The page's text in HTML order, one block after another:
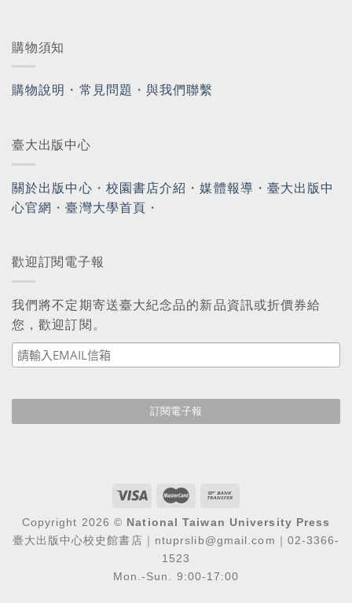
購物須知
購物說明 ・ 常見問題 ・與我們聯繫
臺大出版中心
關於出版中心 ・ 校園書店介紹 ・媒體報導 ・ 臺大出版中
心官網 ・臺灣大學首頁 ・
歡迎訂閱電子報
我們將不定期寄送臺大紀念品的新品資訊或折價券給
您，歡迎訂閱。
Copyright 2026 © National Taiwan University Press
臺大出版中心校史館書店｜ntuprslib@gmail.com｜02-3366-
1523
Mon.-Sun. 9:00-17:00